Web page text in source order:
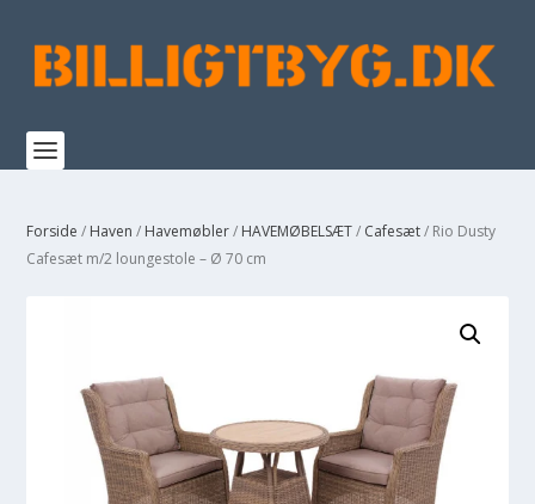
Forside / Haven / Havemøbler/ HAVEMØBELSÆT/ Cafesæt/ Rio Dusty
Cafesæt m/2 loungestole – Ø 70 cm